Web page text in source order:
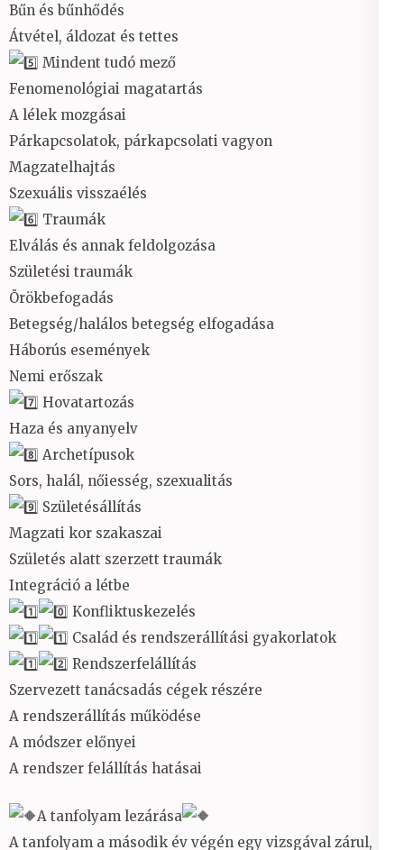
Bűn és bűnhődés
Átvétel, áldozat és tettes
Mindent tudó mező
Fenomenológiai magatartás
A lélek mozgásai
Párkapcsolatok, párkapcsolati vagyon
Magzatelhajtás
Szexuális visszaélés
Traumák
Elválás és annak feldolgozása
Születési traumák
Örökbefogadás
Betegség/halálos betegség elfogadása
Háborús események
Nemi erőszak
Hovatartozás
Haza és anyanyelv
Archetípusok
Sors, halál, nőiesség, szexualitás
Születésállítás
Magzati kor szakaszai
Születés alatt szerzett traumák
Integráció a létbe
Konfliktuskezelés
Család és rendszerállítási gyakorlatok
Rendszerfelállítás
Szervezett tanácsadás cégek részére
A rendszerállítás működése
A módszer előnyei
A rendszer felállítás hatásai
A tanfolyam lezárása
A tanfolyam a második év végén egy vizsgával zárul,